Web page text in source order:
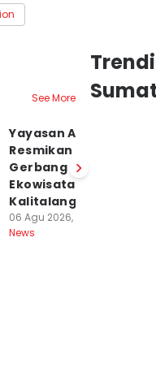
See More
Yayasan AHM
Resmikan
Gerbang
Ekowisata
Kalitalang
06 Agu 2026, 09:01 WIB
News